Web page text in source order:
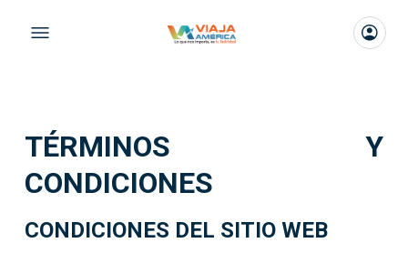
TÉRMINOS Y
CONDICIONES
CONDICIONES DEL SITIO WEB